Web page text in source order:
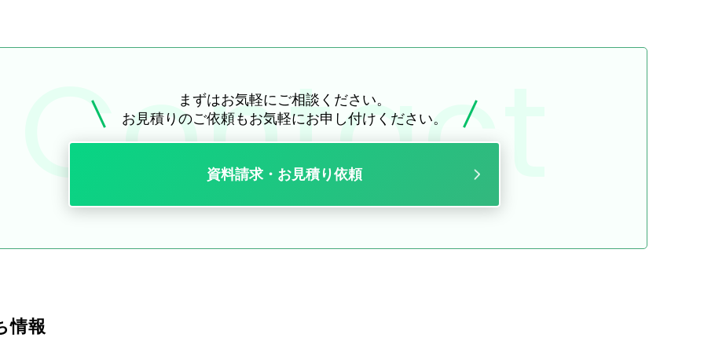
まずはお気軽にご相談ください。
お見積りのご依頼もお気軽にお申し付けください。
資料請求・お見積り依頼
情報